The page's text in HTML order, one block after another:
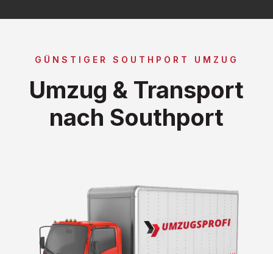
GÜNSTIGER SOUTHPORT UMZUG
Umzug & Transport
nach Southport